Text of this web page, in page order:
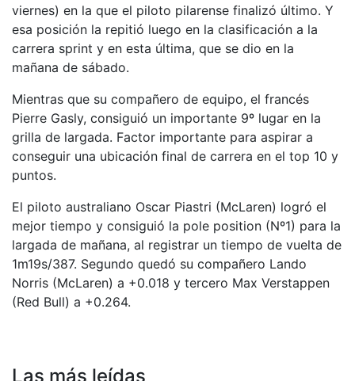
viernes) en la que el piloto pilarense finalizó último. Y
esa posición la repitió luego en la clasificación a la
carrera sprint y en esta última, que se dio en la
mañana de sábado.
Mientras que su compañero de equipo, el francés
Pierre Gasly, consiguió un importante 9º lugar en la
grilla de largada. Factor importante para aspirar a
conseguir una ubicación final de carrera en el top 10 y
puntos.
El piloto australiano Oscar Piastri (McLaren) logró el
mejor tiempo y consiguió la pole position (Nº1) para la
largada de mañana, al registrar un tiempo de vuelta de
1m19s/387. Segundo quedó su compañero Lando
Norris (McLaren) a +0.018 y tercero Max Verstappen
(Red Bull) a +0.264.
Las más leídas